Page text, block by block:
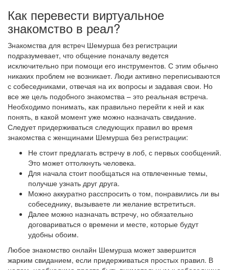
Как перевести виртуальное
знакомство в реал?
Знакомства для встреч Шемурша без регистрации
подразумевает, что общение поначалу ведется
исключительно при помощи его инструментов. С этим обычно
никаких проблем не возникает. Люди активно переписываются
с собеседниками, отвечая на их вопросы и задавая свои. Но
все же цель подобного знакомства – это реальная встреча.
Необходимо понимать, как правильно перейти к ней и как
понять, в какой момент уже можно назначать свидание.
Следует придерживаться следующих правил во время
знакомства с женщинами Шемурша без регистрации:
Не стоит предлагать встречу в лоб, с первых сообщений.
Это может оттолкнуть человека.
Для начала стоит пообщаться на отвлеченные темы,
получше узнать друг друга.
Можно аккуратно расспросить о том, понравились ли вы
собеседнику, вызываете ли желание встретиться.
Далее можно назначать встречу, но обязательно
договариваться о времени и месте, которые будут
удобны обоим.
Любое знакомство онлайн Шемурша может завершится
жарким свиданием, если придерживаться простых правил. В